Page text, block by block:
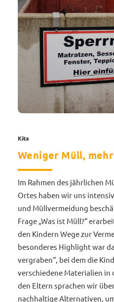
Kita
Weniger Müll,
Im Rahmen des jährlichen
Ortes haben wir uns
und Müllvermeidung
Frage „Was ist Müll?“
den Kindern Wege zur
besonderes Highlight war
vergraben“, bei dem die
verschiedene Materialien in
den Eltern sprachen wir
nachhaltige Alternativen,